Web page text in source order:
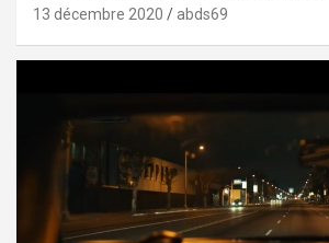
13 décembre 2020 abds69